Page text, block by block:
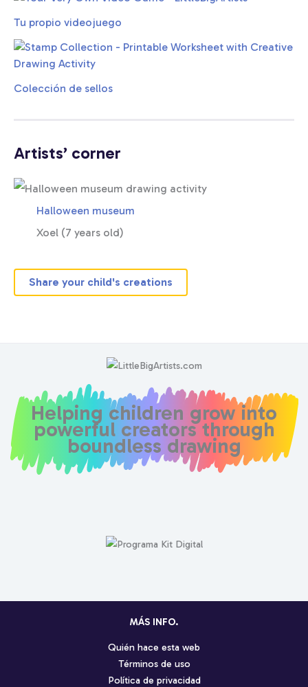
Tu propio videojuego
Colección de sellos
Artists’ corner
Halloween museum
Xoel (7 years old)
Share your child's creations
Helping children grow into
powerful creators through
boundless drawing
MÁS INFO.
Quién hace esta web
Términos de uso
Política de privacidad